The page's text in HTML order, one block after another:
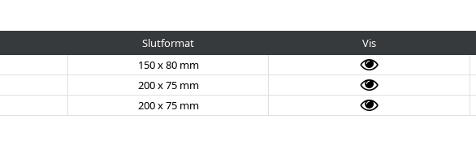
Slutformat Vis
150 x 80 mm
200 x 75 mm
200 x 75 mm